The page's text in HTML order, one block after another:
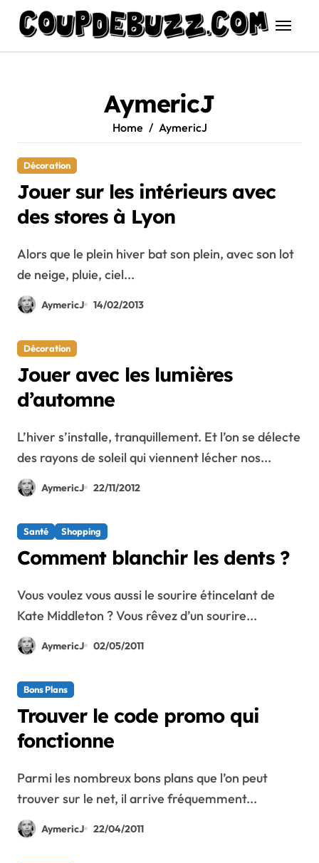
content
AymericJ
Home AymericJ
Décoration
Jouer sur les intérieurs avec
des stores à Lyon
Alors que le plein hiver bat son plein, avec son lot
de neige, pluie, ciel...
AymericJ 14/02/2013
Décoration
Jouer avec les lumières
d’automne
L’hiver s’installe, tranquillement. Et l’on se délecte
des rayons de soleil qui viennent lécher nos...
AymericJ 22/11/2012
Santé Shopping
Comment blanchir les dents ?
Vous voulez vous aussi le sourire étincelant de
Kate Middleton ? Vous rêvez d’un sourire...
AymericJ 02/05/2011
Bons Plans
Trouver le code promo qui
fonctionne
Parmi les nombreux bons plans que l’on peut
trouver sur le net, il arrive fréquemment...
AymericJ 22/04/2011